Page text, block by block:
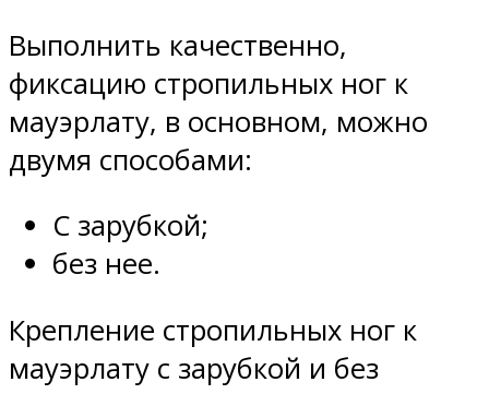
Выполнить качественно,
фиксацию стропильных ног к
мауэрлату, в основном, можно
двумя способами:
С зарубкой;
без нее.
Крепление стропильных ног к
мауэрлату с зарубкой и без